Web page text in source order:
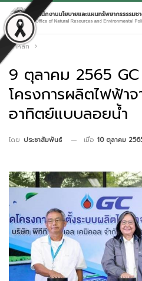
หน้าหลัก
9 ตุลาคม 2565
โครงการผลิตไฟฟ้า
อาทิตย์แบบลอยน้ำ
โดย ประชาสัมพันธ์ เมื่อ 10 ตุลาคม